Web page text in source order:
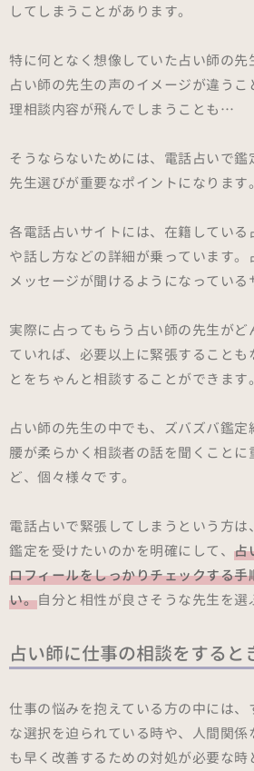
してしまうことがあります。
特に何となく想像していた占い師の先
占い師の先生の声のイメージが違うこ
理相談内容が飛んでしまうことも…
そうならないためには、電話占いで鑑
先生選びが重要なポイントになります。
各電話占いサイトには、在籍している
や話し方などの詳細が乗っています。
メッセージが聞けるようになっている
実際に占ってもらう占い師の先生がど
ていれば、必要以上に緊張することも
とをちゃんと相談することができます。
占い師の先生の中でも、ズバズバ鑑
腰が柔らかく相談者の話を聞くことに
ど、個々様々です。
電話占いで緊張してしまうという方は
鑑定を受けたいのかを明確にして、 占
ロフィールをしっかりチェックする
い。自分と相性が良さそうな先生を選
占い師に仕事の相談をすると
仕事の悩みを抱えている方の中には、
な選択を迫られている時や、人間関
も早く改善するための対処が必要な